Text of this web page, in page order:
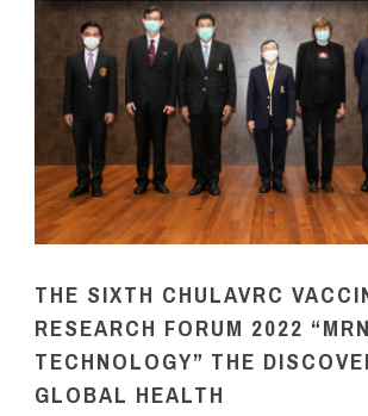
THE SIXTH CHULAVRC
RESEARCH FORUM 2022
TECHNOLOGY” THE
GLOBAL HEALTH